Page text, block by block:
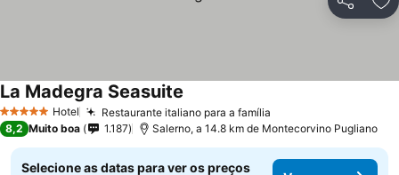
Partilhar
5 Estrelas Hotel Restaurante italiano para a família
La Madegra Seasuite
8,2 Muito boa 1.187 Salerno, a 14.8 km de Montecorvino Pugliano
Selecione as datas para ver os preços